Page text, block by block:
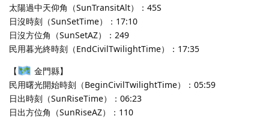
太陽過中天仰角（SunTransitAlt）：45S
日沒時刻（SunSetTime）：17:10
日沒方位角（SunSetAZ）：249
民用暮光終時刻（EndCivilTwilightTime）：17:35
【
金門縣】
民用曙光開始時刻（BeginCivilTwilightTime）：05:59
日出時刻（SunRiseTime）：06:23
日出方位角（SunRiseAZ）：110